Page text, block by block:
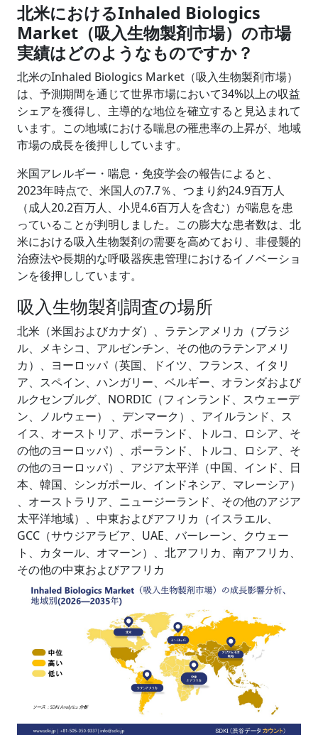
北米におけるInhaled Biologics
Market（吸入生物製剤市場） の市場
実績はどのようなものですか？
北米のInhaled Biologics Market（吸入生物製剤市場）
は、予測期間を通じて世界市場において34%以上の収益
シェアを獲得し、主導的な地位を確立すると見込まれて
います。この地域における喘息の罹患率の上昇が、地域
市場の成長を後押ししています。
米国アレルギー・喘息・免疫学会の報告によると、
2023年時点で、米国人の7.7％、つまり約24.9百万人
（成人20.2百万人、小児4.6百万人を含む）が喘息を患
っていることが判明しました。この膨大な患者数は、北
米における吸入生物製剤の需要を高めており、非侵襲的
治療法や長期的な呼吸器疾患管理におけるイノベーショ
ンを後押ししています。
吸入生物製剤調査の場所
北米（米国およびカナダ）、ラテンアメリカ（ブラジ
ル、メキシコ、アルゼンチン、その他のラテンアメリ
カ）、ヨーロッパ（英国、ドイツ、フランス、イタリ
ア、スペイン、ハンガリー、ベルギー、オランダおよび
ルクセンブルグ、NORDIC（フィンランド、スウェーデ
ン、ノルウェー） 、デンマーク）、アイルランド、ス
イス、オーストリア、ポーランド、トルコ、ロシア、そ
の他のヨーロッパ）、ポーランド、トルコ、ロシア、そ
の他のヨーロッパ）、アジア太平洋（中国、インド、日
本、韓国、シンガポール、インドネシア、マレーシア）
、オーストラリア、ニュージーランド、その他のアジア
太平洋地域）、中東およびアフリカ（イスラエル、
GCC（サウジアラビア、UAE、バーレーン、クウェー
ト、カタール、オマーン）、北アフリカ、南アフリカ、
その他の中東およびアフリカ